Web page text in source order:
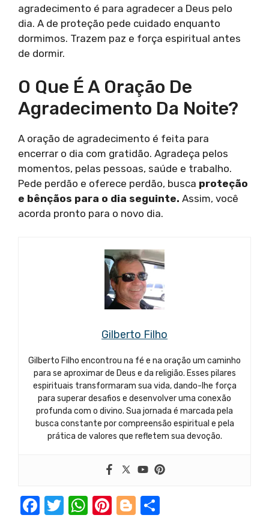
agradecimento é para agradecer a Deus pelo
dia. A de proteção pede cuidado enquanto
dormimos. Trazem paz e força espiritual antes
de dormir.
O Que É A Oração De
Agradecimento Da Noite?
A oração de agradecimento é feita para
encerrar o dia com gratidão. Agradeça pelos
momentos, pelas pessoas, saúde e trabalho.
Pede perdão e oferece perdão, busca proteção
e bênçãos para o dia seguinte. Assim, você
acorda pronto para o novo dia.
Gilberto Filho
Gilberto Filho encontrou na fé e na oração um caminho
para se aproximar de Deus e da religião. Esses pilares
espirituais transformaram sua vida, dando-lhe força
para superar desafios e desenvolver uma conexão
profunda com o divino. Sua jornada é marcada pela
busca constante por compreensão espiritual e pela
prática de valores que refletem sua devoção.
F
T
W Pi Bl